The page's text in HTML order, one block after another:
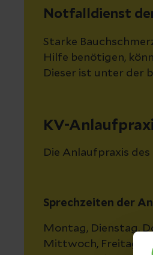
Notfalldienst
Starke
Hilfe benötigen,
Dieser ist unter der
KV-
Die Anlaufpraxis
Sprechzeiten der
Montag, Dienstag,
Mittwoch, Freitag: